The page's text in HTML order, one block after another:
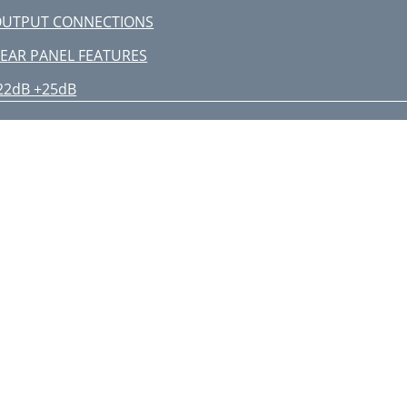
CONNECTIONS
PANEL FEATURES
+25dB